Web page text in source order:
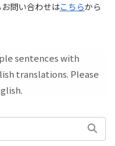
問い合わせはこちらから
sentences with
translations. Please